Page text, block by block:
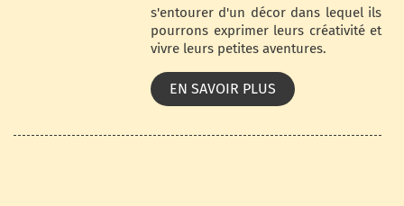
s'entourer d'un décor dans lequel ils
pourrons exprimer leurs créativité et
vivre leurs petites aventures.
EN SAVOIR PLUS